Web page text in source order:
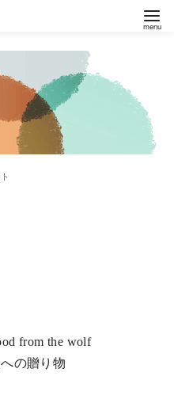
from the wolf
の贈り物